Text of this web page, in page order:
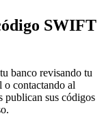
SWIFT
banco revisando tu
o contactando al
publican sus códigos